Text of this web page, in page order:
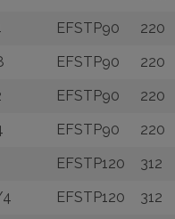
EFSTP90 220
EFSTP90 220
EFSTP90 220
EFSTP90 220
EFSTP120 312
EFSTP120 312